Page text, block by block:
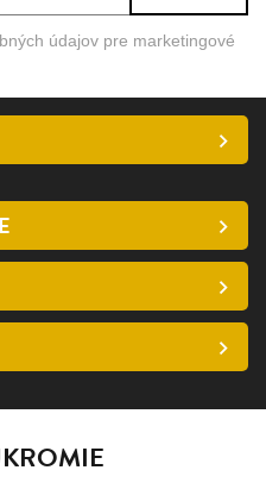
údajov pre marketingové